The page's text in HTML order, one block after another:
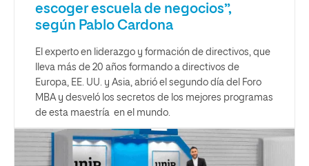
escoger escuela de negocios”,
según Pablo Cardona
El experto en liderazgo y formación de directivos, que
lleva más de 20 años formando a directivos de
Europa, EE. UU. y Asia, abrió el segundo día del Foro
MBA y desveló los secretos de los mejores programas
de esta maestría en el mundo.